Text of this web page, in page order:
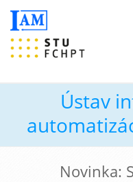
Ústav
Novinka: